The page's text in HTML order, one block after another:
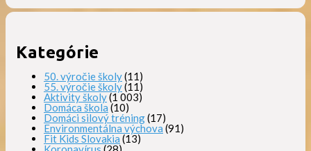
Kategórie
50. výročie školy(11)
55. výročie školy(11)
Aktivity školy(1 003)
Domáca škola (10)
Domáci silový tréning(17)
Environmentálna výchova (91)
Fit Kids Slovakia (13)